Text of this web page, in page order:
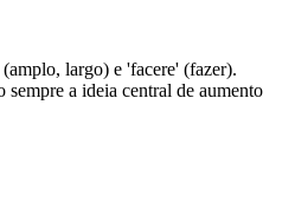
largo) e 'facere' (fazer).
a ideia central de aumento